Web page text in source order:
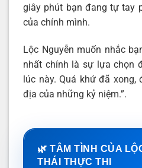
giây phút bạn đang tự tay
của chính mình.
Lộc Nguyễn muốn nhắc
nhất chính là sự lựa chọn
lúc này. Quá khứ đã
địa của những kỷ niệm.”.
🌿 TÂM TÌNH CỦA
THÁI THỰC THI